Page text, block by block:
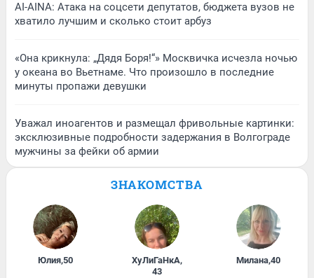
AI-AINA: Атака на соцсети депутатов, бюджета вузов не
хватило лучшим и сколько стоит арбуз
«Она крикнула: „Дядя Боря!“» Москвичка исчезла ночью
у океана во Вьетнаме. Что произошло в последние
минуты пропажи девушки
Уважал иноагентов и размещал фривольные картинки:
эксклюзивные подробности задержания в Волгограде
мужчины за фейки об армии
ЗНАКОМСТВА
Юлия,50 ХуЛиГаНкА,
43
Милана,40